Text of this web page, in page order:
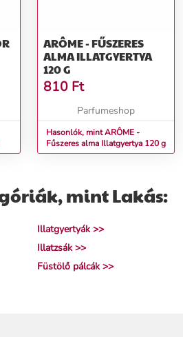
ARÔME - FŰSZERES
ALMA ILLATGYERTYA
120 G
810 Ft
Parfumeshop
Hasonlók, mint ARÔME -
Fűszeres alma Illatgyertya 120 g
mint Lakás:
Illatgyertyák >>
Illatzsák >>
Füstölő pálcák >>